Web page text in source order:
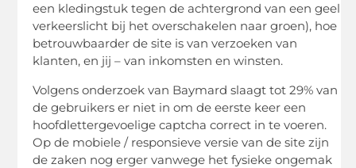
een kledingstuk tegen de achtergrond van een geel
verkeerslicht bij het overschakelen naar groen), hoe
betrouwbaarder de site is van verzoeken van
klanten, en jij – van inkomsten en winsten.
Volgens onderzoek van Baymard slaagt tot 29% van
de gebruikers er niet in om de eerste keer een
hoofdlettergevoelige captcha correct in te voeren.
Op de mobiele / responsieve versie van de site zijn
de zaken nog erger vanwege het fysieke ongemak